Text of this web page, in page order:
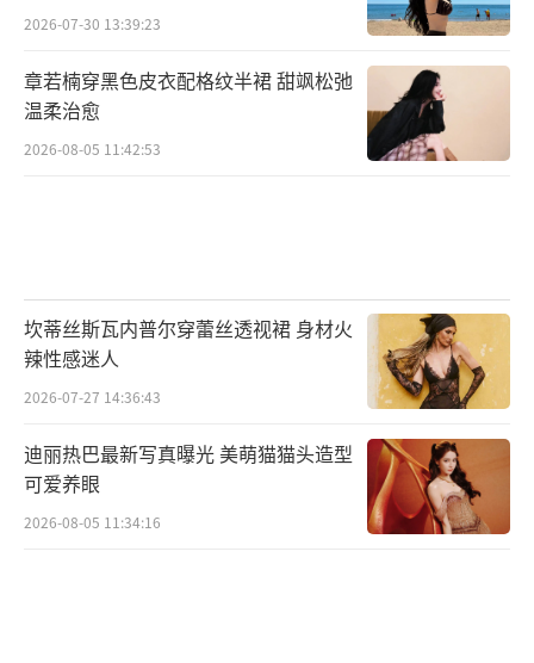
2026-07-30 13:39:23
章若楠穿黑色皮衣配格纹半裙 甜飒松弛
温柔治愈
2026-08-05 11:42:53
坎蒂丝斯瓦内普尔穿蕾丝透视裙 身材火
辣性感迷人
2026-07-27 14:36:43
迪丽热巴最新写真曝光 美萌猫猫头造型
可爱养眼
2026-08-05 11:34:16